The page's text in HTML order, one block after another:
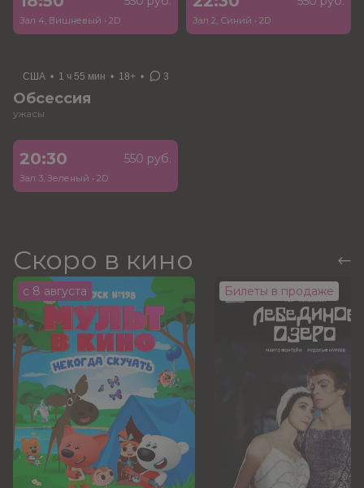
Зал 4, Вишневый • 2D Зал 2, Синий • 2D
США • 1 ч 55 мин • 18+ • 3
Обсессия
ужасы
20:30 550 руб.
Зал 3, Зеленый • 2D
Скоро в кино
с 8 августа Билеты в продаже